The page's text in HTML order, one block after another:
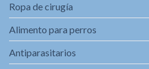
Ropa de cirugía
Alimento para perros
Antiparasitarios